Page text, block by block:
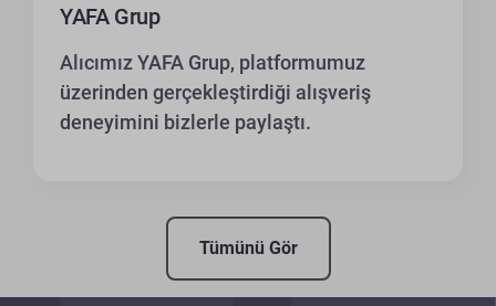
YAFA Grup
Alıcımız YAFA Grup, platformumuz
üzerinden gerçekleştirdiği alışveriş
deneyimini bizlerle paylaştı.
Tümünü Gör